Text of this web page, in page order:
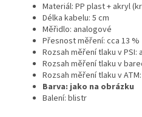
Materiál: PP plast + akryl
Délka kabelu: 5 cm
Měřidlo: analogové
Přesnost měření: cca 13 %
Rozsah měření tlaku v PSI:
Rozsah měření tlaku v
Rozsah měření tlaku v
Barva: jako na obrázku
Balení: blistr